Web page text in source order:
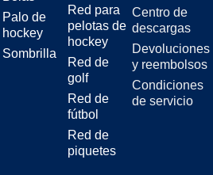
Palo de
hockey
Sombrilla
Red para
pelotas de
hockey
Red de
golf
Red de
fútbol
Red de
piquetes
Centro de
descargas
Devoluciones
y reembolsos
Condiciones
de servicio